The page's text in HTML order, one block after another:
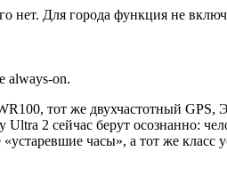
нет. Для города функция не
always-on.
тот же двухчастотный GPS,
2 сейчас берут осознанно:
часы», а тот же класс